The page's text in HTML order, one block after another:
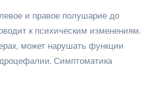
и правое полушарие до
к психическим изменениям.
может нарушать функции
Симптоматика